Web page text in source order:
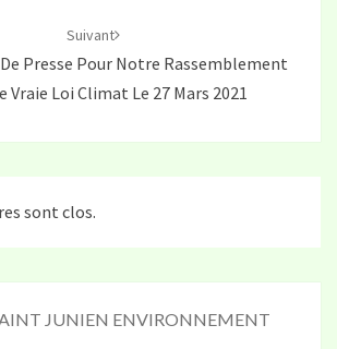
Suivant
Presse Pour Notre Rassemblement
Vraie Loi Climat Le 27 Mars 2021
sont clos.
JUNIEN ENVIRONNEMENT